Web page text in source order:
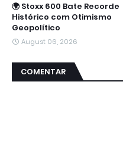
🌍 Stoxx 600 Bate Recorde
Histórico com Otimismo
Geopolítico
August 06, 2026
COMENTAR